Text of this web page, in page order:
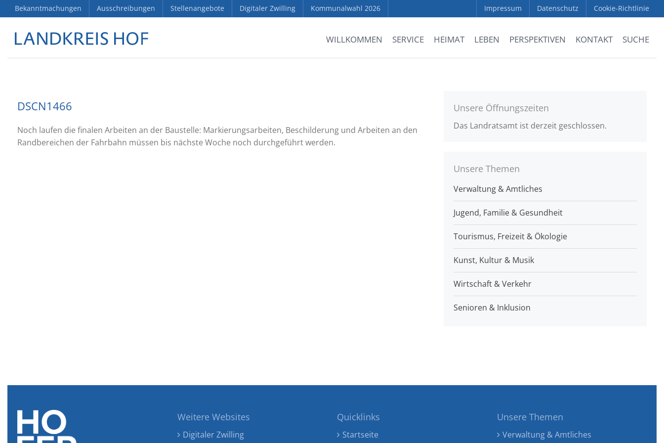
Bekanntmachungen Ausschreibungen Stellenangebote Digitaler Zwilling Kommunalwahl 2026 Impressum Datenschutz Cookie-Richtlinie
WILLKOMMEN SERVICE HEIMAT LEBEN PERSPEKTIVEN KONTAKT SUCHE
DSCN1466
Noch laufen die finalen Arbeiten an der Baustelle: Markierungsarbeiten, Beschilderung und Arbeiten an den
Randbereichen der Fahrbahn müssen bis nächste Woche noch durchgeführt werden.
Unsere Öffnungszeiten
Das Landratsamt ist derzeit geschlossen.
Unsere Themen
Verwaltung & Amtliches
Jugend, Familie & Gesundheit
Tourismus, Freizeit & Ökologie
Kunst, Kultur & Musik
Wirtschaft & Verkehr
Senioren & Inklusion
Weitere Websites
Digitaler Zwilling
Quicklinks
Startseite
Unsere Themen
Verwaltung & Amtliches